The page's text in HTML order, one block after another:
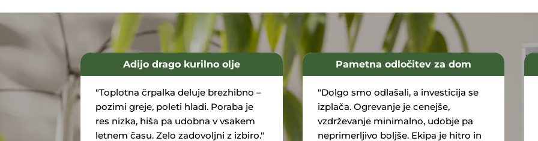
Adijo drago kurilno olje
"Toplotna črpalka deluje brezhibno –
pozimi greje, poleti hladi. Poraba je
res nizka, hiša pa udobna v vsakem
letnem času. Zelo zadovoljni z izbiro."
Pametna odločitev za dom
"Dolgo smo odlašali, a investicija se
izplača. Ogrevanje je cenejše,
vzdrževanje minimalno, udobje pa
neprimerljivo boljše. Ekipa je hitro in